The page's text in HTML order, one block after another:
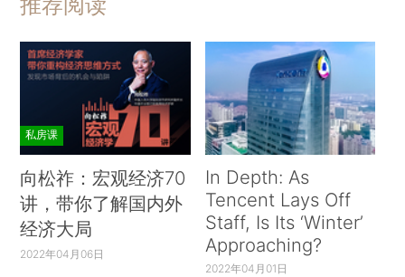
私房课
向松祚：宏观经济70
讲，带你了解国内外
经济大局
2022年04月06日
In Depth: As
Tencent Lays Off
Staff, Is Its ‘Winter’
Approaching?
2022年04月01日